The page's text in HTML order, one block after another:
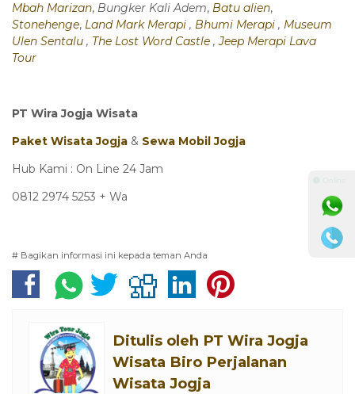
Mbah Marizan, Bungker Kali Adem, Batu alien,
Stonehenge, Land Mark Merapi , Bhumi Merapi , Museum
Ulen Sentalu , The Lost Word Castle ,Jeep Merapi Lava
Tour
PT Wira Jogja Wisata
Paket Wisata Jogja & Sewa Mobil Jogja
Hub Kami : On Line 24 Jam
0812 2974 5253 + Wa
# Bagikan informasi ini kepada teman Anda
Ditulis oleh PT Wira Jogja
Wisata Biro Perjalanan
Wisata Jogja